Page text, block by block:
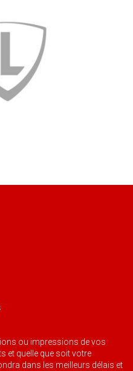
ou impressions de vos
et quelle que soit votre
dans les meilleurs délais et